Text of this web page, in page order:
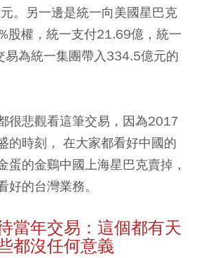
。另一邊是統一向美國星巴克
股權，統一支付21.69億，統一
為統一集團帶入334.5億元的
很悲觀看這筆交易，因為2017
的時刻， 在大家都看好中國的
蛋的金鷄中國上海星巴克賣掉，
的台灣業務。
當年交易：這個都有天
都沒任何意義